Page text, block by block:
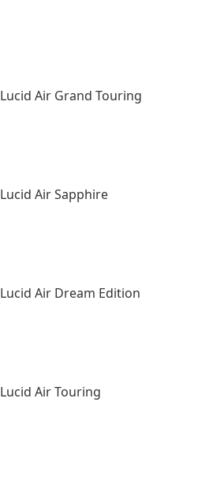
Lucid Air Grand Touring
Lucid Air Sapphire
Lucid Air Dream Edition
Lucid Air Touring